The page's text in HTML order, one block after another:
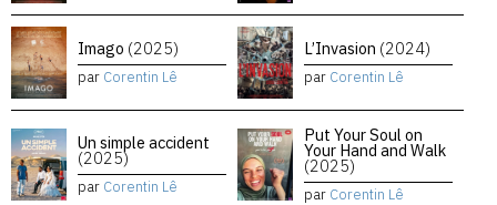
Imago (2025)
par Corentin Lê
L’Invasion (2024)
par Corentin Lê
Un simple accident
(2025)
par Corentin Lê
Put Your Soul on
Your Hand and Walk
(2025)
par Corentin Lê